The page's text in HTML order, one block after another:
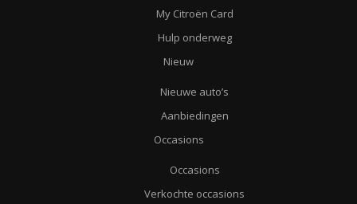
My Citroën Card
Hulp onderweg
Nieuw
Nieuwe auto’s
Aanbiedingen
Occasions
Occasions
Verkochte occasions